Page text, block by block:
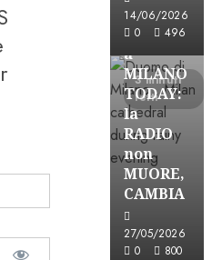
14/06/2026
0
496
3 minuti
letti
FREE
ASTORRI
a
MILANO
TODAY:
la
RADIO
non
MUORE,
CAMBIA
27/05/2026
0
800
Astorri News
FREE